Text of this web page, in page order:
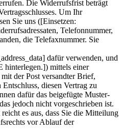
Die Widerrufsfrist beträgt
Um Ihr
Sie uns ([Einsetzen:
Telefonnummer,
die Telefaxnummer. Sie
dafür verwenden, und
hinterlegen.]) mittels einer
der Post versandter Brief,
diesen Vertrag zu
dafür das beigefügte Muster-
jedoch nicht vorgeschrieben ist.
es aus, dass Sie die Mitteilung
vor Ablauf der